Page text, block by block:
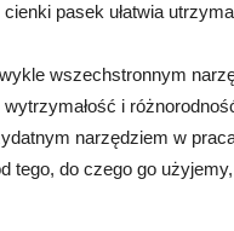
pasek ułatwia
wszechstronnym
i
narzędziem w
tego, do czego go